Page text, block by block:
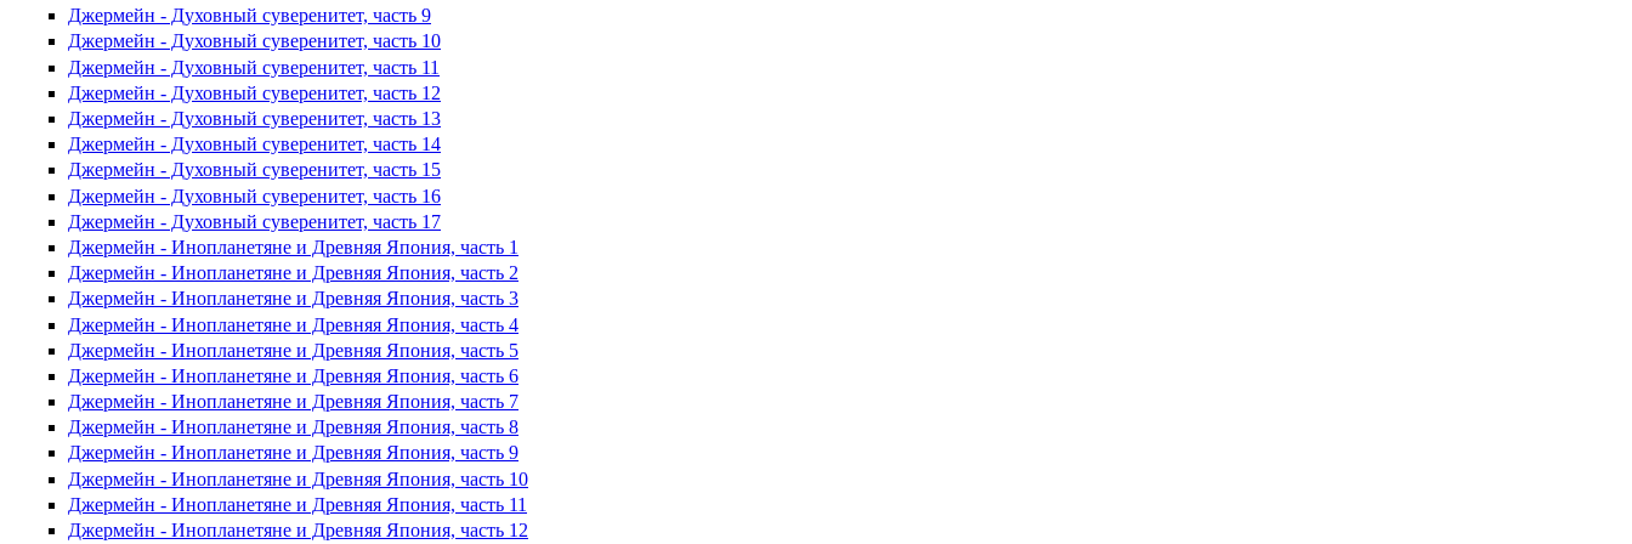
Джермейн - Духовный суверенитет, часть 9
Джермейн - Духовный суверенитет, часть 10
Джермейн - Духовный суверенитет, часть 11
Джермейн - Духовный суверенитет, часть 12
Джермейн - Духовный суверенитет, часть 13
Джермейн - Духовный суверенитет, часть 14
Джермейн - Духовный суверенитет, часть 15
Джермейн - Духовный суверенитет, часть 16
Джермейн - Духовный суверенитет, часть 17
Джермейн - Инопланетяне и Древняя Япония, часть 1
Джермейн - Инопланетяне и Древняя Япония, часть 2
Джермейн - Инопланетяне и Древняя Япония, часть 3
Джермейн - Инопланетяне и Древняя Япония, часть 4
Джермейн - Инопланетяне и Древняя Япония, часть 5
Джермейн - Инопланетяне и Древняя Япония, часть 6
Джермейн - Инопланетяне и Древняя Япония, часть 7
Джермейн - Инопланетяне и Древняя Япония, часть 8
Джермейн - Инопланетяне и Древняя Япония, часть 9
Джермейн - Инопланетяне и Древняя Япония, часть 10
Джермейн - Инопланетяне и Древняя Япония, часть 11
Джермейн - Инопланетяне и Древняя Япония, часть 12